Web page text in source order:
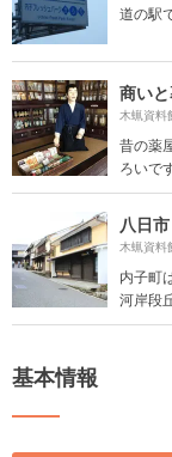
道の駅
商い
木蝋資料
昔の薬
ろいで
八日
木蝋資料
内子町
河岸段
基本情報